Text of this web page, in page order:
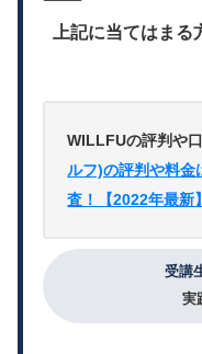
上記に当てはま
WILLFUの評判や
ルフ)の評判や料金
査！【2022年最新】
受講
実